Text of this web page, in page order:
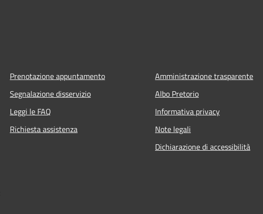
Prenotazione appuntamento
Segnalazione disservizio
Leggi le FAQ
Richiesta assistenza
Amministrazione trasparente
Albo Pretorio
Informativa privacy
Note legali
Dichiarazione di accessibilità